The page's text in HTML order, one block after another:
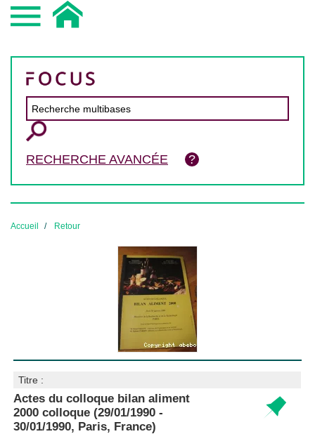
RECHERCHE AVANCÉE
Accueil Retour
Titre :
Actes du colloque bilan aliment
2000 colloque (29/01/1990 -
30/01/1990, Paris, France)